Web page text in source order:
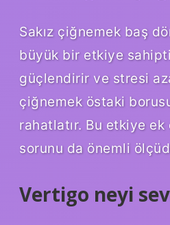
Sakız çiğnemek baş
büyük bir etkiye
güçlendirir ve stresi
çiğnemek östaki
rahatlatır. Bu etkiye
sorunu da önemli
Vertigo neyi